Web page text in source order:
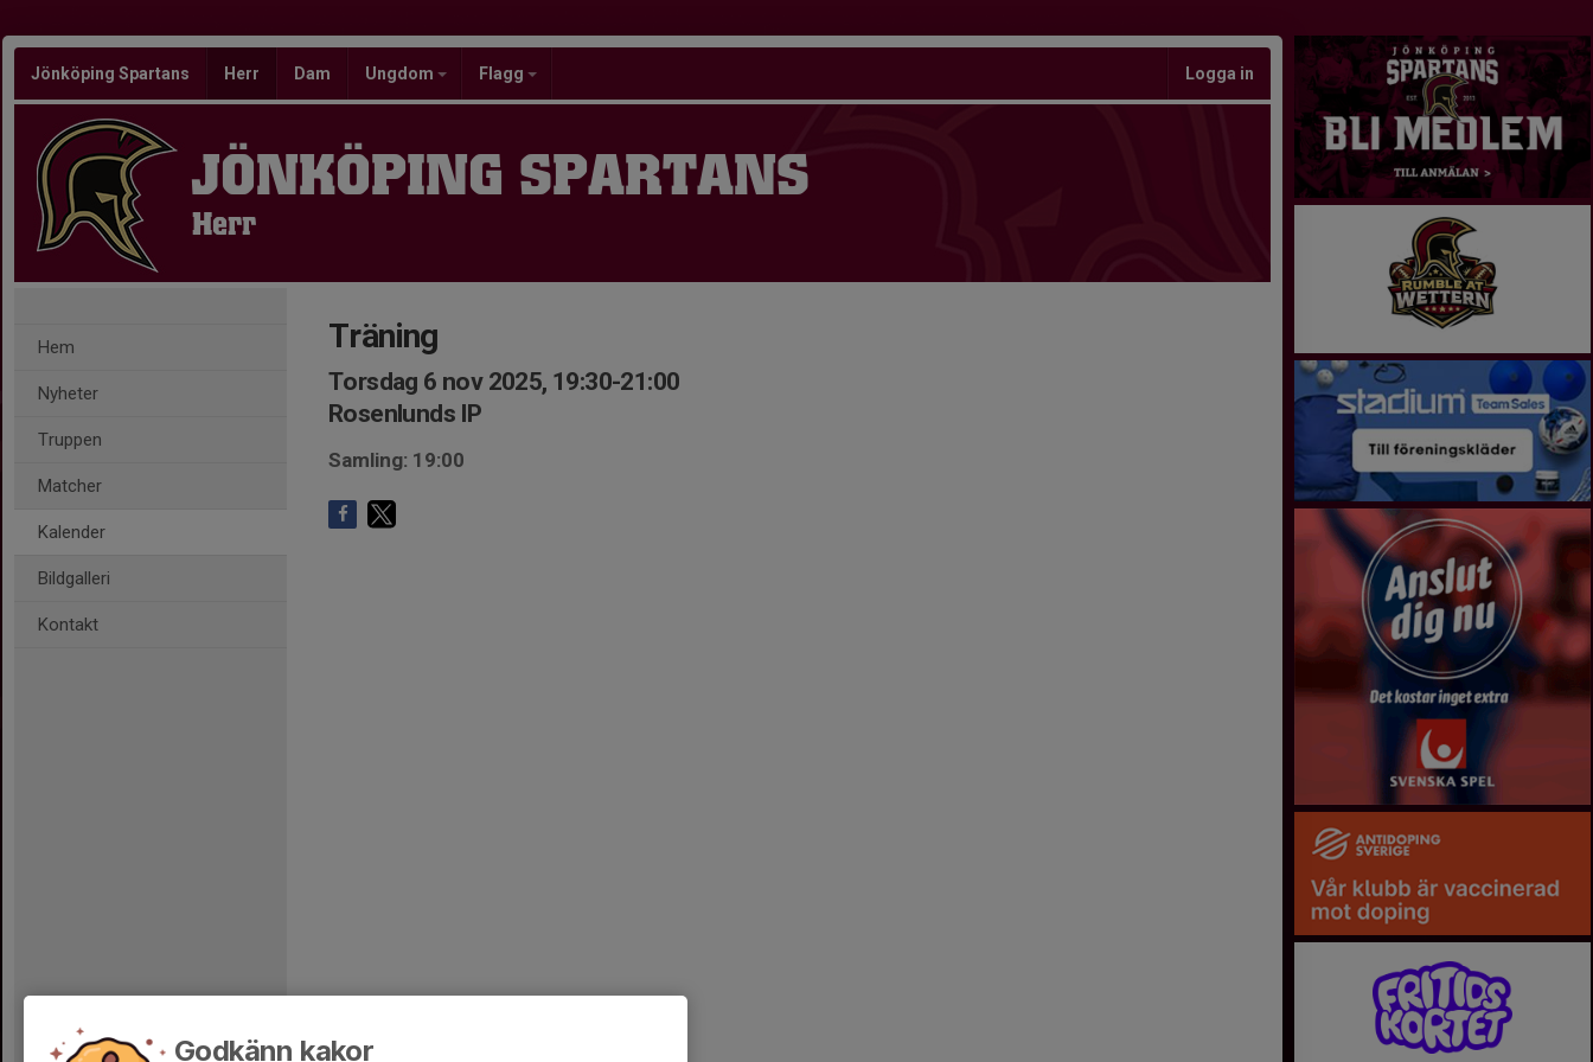
Jönköping Spartans Herr Dam Ungdom Flagg Logga in
JÖNKÖPING SPARTANS
Herr
Hem
Nyheter
Truppen
Matcher
Kalender
Bildgalleri
Kontakt
Träning
Torsdag 6 nov 2025, 19:30-21:00
Rosenlunds IP
Samling: 19:00
Godkänn kakor